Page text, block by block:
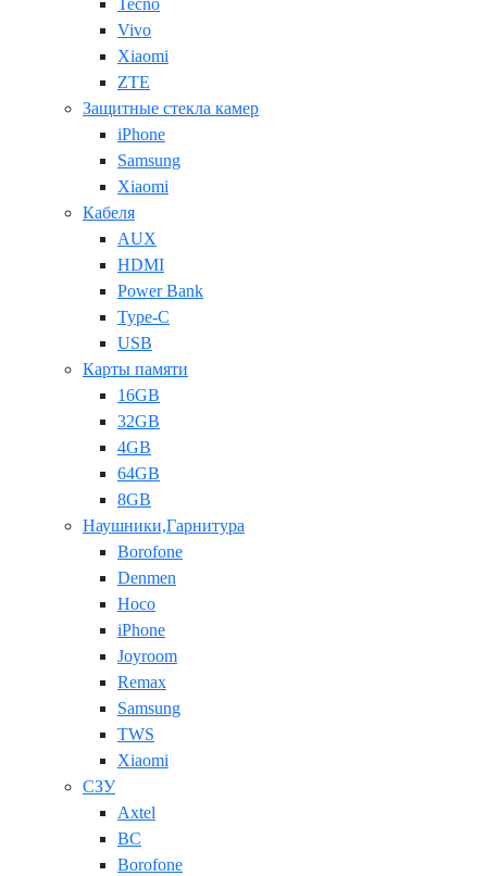
Tecno
Vivo
Xiaomi
ZTE
Защитные стекла камер
iPhone
Samsung
Xiaomi
Кабеля
AUX
HDMI
Power Bank
Type-C
USB
Карты памяти
16GB
32GB
4GB
64GB
8GB
Наушники,Гарнитура
Borofone
Denmen
Hoco
iPhone
Joyroom
Remax
Samsung
TWS
Xiaomi
СЗУ
Axtel
BC
Borofone